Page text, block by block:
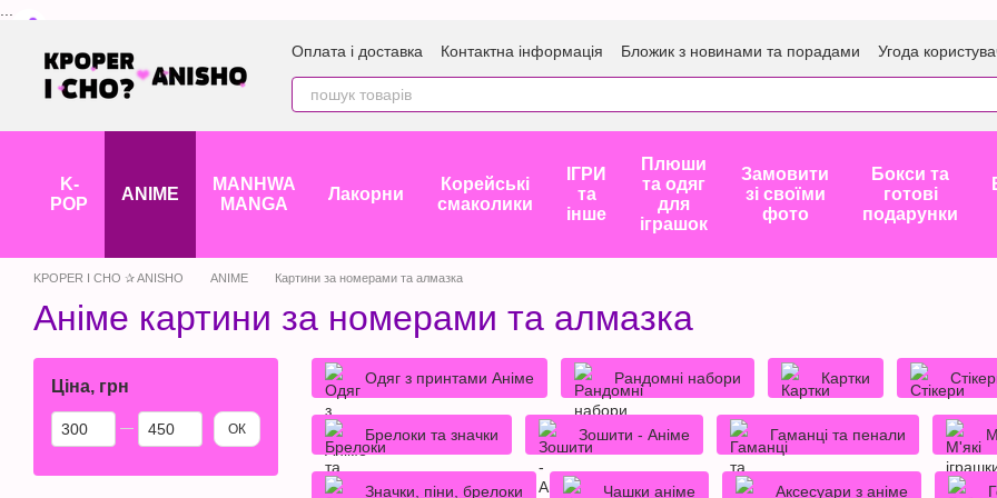
Оплата і доставка Контактна інформація Бложик з новинами та порадами Угода
K-
POP
ANIME
MANHWA
MANGA
Лакорни
Корейські
смаколики
ІГРИ
та
інше
Плюши
та одяг
для
іграшок
Замовити
зі своїми
фото
Бокси та
готові
подарунки
KPOPER I CHO ✰ ANISHO ANIME Картини за номерами та алмазка
Аніме картини за номерами та алмазка
Одяг з принтами Аніме Рандомні набори Картки
Брелоки та значки Зошити - Аніме Гаманці та пенали
Значки, піни, брелоки Чашки аніме Аксесуари з аніме
Ціна, грн
Від Ціна, грн
До Ціна, грн ОК